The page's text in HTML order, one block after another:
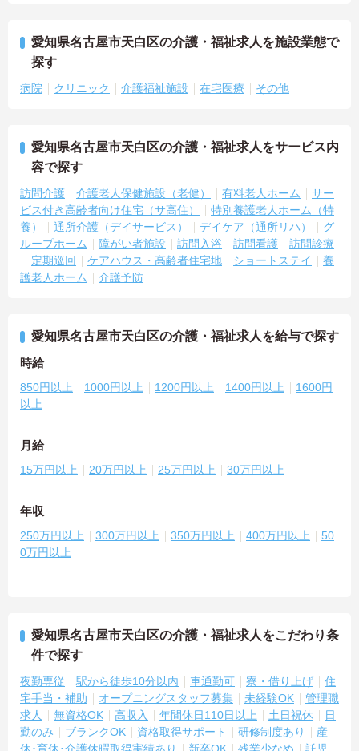
愛知県名古屋市天白区の介護・福祉求人を施設業態で
探す
病院 クリニック 介護福祉施設 在宅医療 その他
愛知県名古屋市天白区の介護・福祉求人をサービス内
容で探す
訪問介護 介護老人保健施設（老健） 有料老人ホーム
サー
ビス付き高齢者向け住宅（サ高住）
特別養護老人ホーム（特
養）
通所介護（デイサービス） デイケア（通所リハ）
グ
ループホーム
障がい者施設 訪問入浴 訪問看護
訪問診療
定期巡回
ケアハウス・高齢者住宅地 ショートステイ
養
護老人ホーム
介護予防
愛知県名古屋市天白区の介護・福祉求人を給与で探す
時給
850円以上 1000円以上 1200円以上 1400円以上
1600円
以上
月給
15万円以上 20万円以上 25万円以上 30万円以上
年収
250万円以上 300万円以上 350万円以上 400万円以上
50
0万円以上
愛知県名古屋市天白区の介護・福祉求人をこだわり条
件で探す
夜勤専従 駅から徒歩10分以内 車通勤可 寮・借り上げ
住
宅手当・補助
オープニングスタッフ募集 未経験OK
管理職
求人
無資格OK 高収入 年間休日110日以上 土日祝休
日
勤のみ
ブランクOK 資格取得サポート 研修制度あり
産
休･育休･介護休暇取得実績あり
新卒OK 残業少なめ
託児